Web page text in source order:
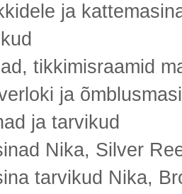
ja
tikkimisraamid
ja
ja tarvikud
Nika, Silver
tarvikud Nika,